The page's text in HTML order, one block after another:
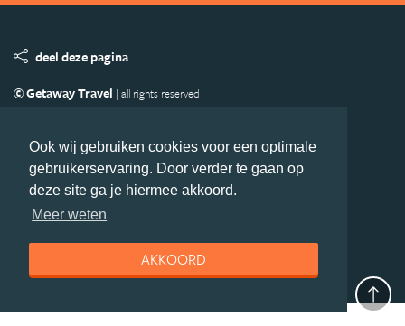
Ook wij gebruiken cookies voor een optimale
gebruikerservaring. Door verder te gaan op
deze site ga je hiermee akkoord.
Meer weten
AKKOORD
deel deze pagina
© Getaway Travel | all rights reserved
Copyright
Privacy statement Disclaimer
Cookies
Volg Azie.nl
Nieuwsbrief
Facebook